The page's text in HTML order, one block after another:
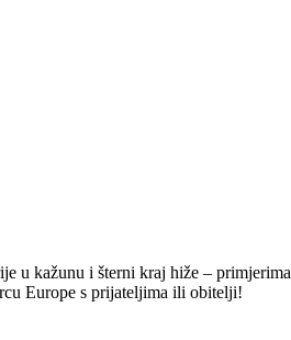
kažunu i šterni kraj hiže –
Europe s prijateljima ili obitelji!